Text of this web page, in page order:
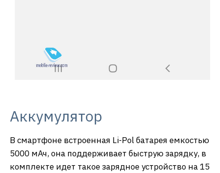
Аккумулятор
В смартфоне встроенная Li-Pol батарея емкостью
5000 мАч, она поддерживает быструю зарядку, в
комплекте идет такое зарядное устройство на 15